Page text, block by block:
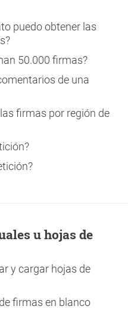
puedo obtener las
50.000 firmas?
de una
firmas por región de
y cargar hojas de
firmas en blanco